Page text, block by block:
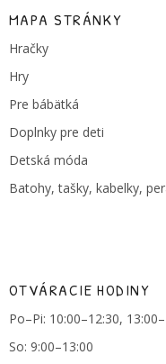
MAPA STRÁNKY
Hračky
Hry
Pre bábätká
Doplnky pre deti
Detská móda
Batohy, tašky, kabelky,
OTVÁRACIE HODINY
Po–Pi: 10:00–12:30,
So: 9:00–13:00